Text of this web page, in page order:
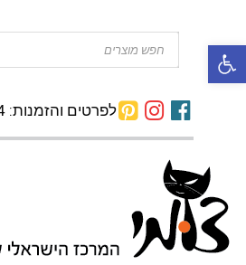
פתח סרגל נגישות
לפרטים והזמנות: 03-6444494